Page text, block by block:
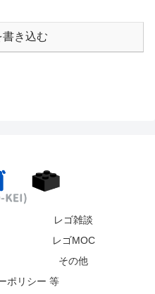
書き込む
レゴ雑談
レゴMOC
その他
ポリシー 等